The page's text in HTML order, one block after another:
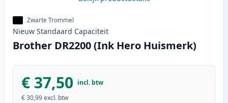
Zwarte Trommel
Nieuw Standaard Capaciteit
Brother DR2200 (Ink Hero Huismerk)
€ 37,50 incl. btw
€ 30,99excl. btw